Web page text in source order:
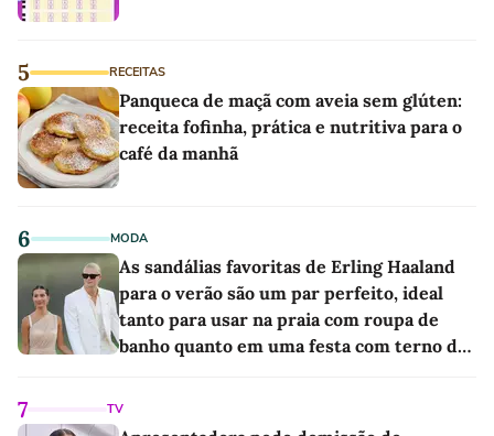
5 RECEITAS
Panqueca de maçã com aveia sem glúten:
receita fofinha, prática e nutritiva para o
café da manhã
6 MODA
As sandálias favoritas de Erling Haaland
para o verão são um par perfeito, ideal
tanto para usar na praia com roupa de
banho quanto em uma festa com terno de
7 TV